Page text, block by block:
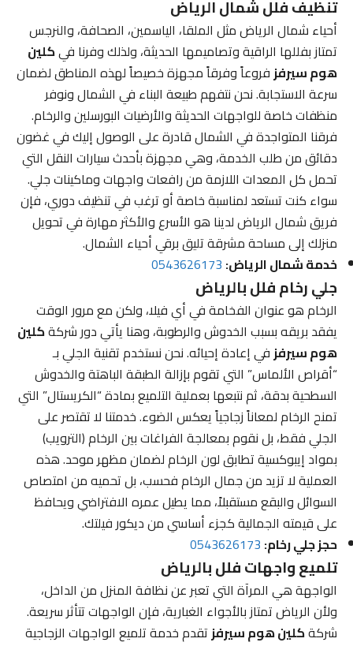
تنظيف فلل شمال الرياض
أحياء شمال الرياض مثل الملقا، الياسمين، الصحافة، والنرجس
تمتاز بفللها الراقية وتصاميمها الحديثة، ولذلك وفرنا فيكلين
هوم سيرفزفروعاً وفرقاً مجهزة خصيصاً لهذه المناطق لضمان
سرعة الاستجابة. نحن نتفهم طبيعة البناء في الشمال ونوفر
منظفات خاصة للواجهات الحديثة والأرضيات البورسلين والرخام.
فرقنا المتواجدة في الشمال قادرة على الوصول إليك في غضون
دقائق من طلب الخدمة، وهي مجهزة بأحدث سيارات النقل التي
تحمل كل المعدات اللازمة من رافعات واجهات وماكينات جلي.
سواء كنت تستعد لمناسبة خاصة أو ترغب في تنظيف دوري، فإن
فريق شمال الرياض لدينا هو الأسرع والأكثر مهارة في تحويل
منزلك إلى مساحة مشرقة تليق برقي أحياء الشمال.
خدمة شمال الرياض:0543626173
جلي رخام فلل بالرياض
الرخام هو عنوان الفخامة في أي فيلا، ولكن مع مرور الوقت
يفقد بريقه بسبب الخدوش والرطوبة، وهنا يأتي دور شركةكلين
هوم سيرفزفي إعادة إحيائه. نحن نستخدم تقنية الجلي بـ
“أقراص الألماس” التي تقوم بإزالة الطبقة الباهتة والخدوش
السطحية بدقة، ثم نتبعها بعملية التلميع بمادة “الكريستال” التي
تمنح الرخام لمعاناً زجاجياً يعكس الضوء. خدمتنا لا تقتصر على
الجلي فقط، بل نقوم بمعالجة الفراغات بين الرخام (الترويب)
بمواد إيبوكسية تطابق لون الرخام لضمان مظهر موحد. هذه
العملية لا تزيد من جمال الرخام فحسب، بل تحميه من امتصاص
السوائل والبقع مستقبلاً، مما يطيل عمره الافتراضي ويحافظ
على قيمته الجمالية كجزء أساسي من ديكور فيلتك.
حجز جلي رخام: 0543626173
تلميع واجهات فلل بالرياض
الواجهة هي المرآة التي تعبر عن نظافة المنزل من الداخل،
ولأن الرياض تمتاز بالأجواء الغبارية، فإن الواجهات تتأثر سريعة.
شركةكلين هوم سيرفزتقدم خدمة تلميع الواجهات الزجاجية